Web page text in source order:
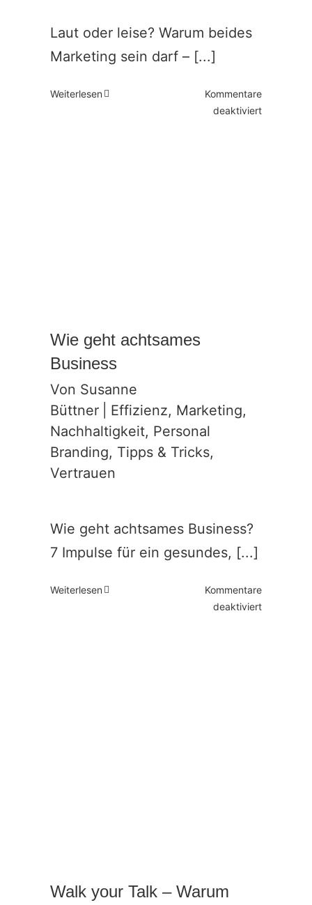
Laut oder leise? Warum beides
Marketing sein darf – [...]
Weiterlesen
Kommentare
deaktiviertfür
Wie geht achtsames
Business
Von Susanne
Büttner
Effizienz, Marketing,
Nachhaltigkeit, Personal
Branding, Tipps & Tricks,
Vertrauen
Wie geht achtsames Business?
7 Impulse für ein gesundes, [...]
Weiterlesen
Kommentare
deaktiviertfür
Walk your Talk – Warum